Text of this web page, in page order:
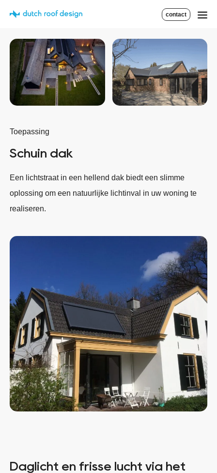
contact
Toepassing
Schuin dak
Een lichtstraat in een hellend dak biedt een slimme
oplossing om een natuurlijke lichtinval in uw woning te
realiseren.
Daglicht en frisse lucht via het